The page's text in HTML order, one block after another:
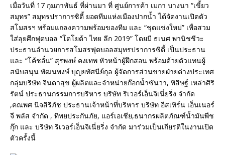
เมื่อวันที่ 17 กุมภาพันธ์ ที่ผ่านมา ที่ ศูนย์การค้า เมกา บางนา “เขี้ยว
สมุทร” สมุทรปราการซิตี้ ยอดทีมแห่งเมืองปากน้ำ ได้จัดงานเปิดตัว
สโมสรฯ พร้อมแถลงความพร้อมของทีม และ “ชุดแข่งใหม่” เพื่อสวม
ใส่ลุยศึกฟุตบอล “โตโยต้า ไทย ลีก 2019” โดยมี ธเนศ พานิชชีวะ
ประธานอำนวยการสโมสรฟุตบอลสมุทรปราการซิตี้ เป็นประธาน
และ “โค้ชอั๋น” สุรพงษ์ คงเทพ หัวหน้าผู้ฝึกสอน พร้อมด้วยตัวแทนผู้
สนับสนุน พัฒนพงษ์ บุญยทัศนีย์กุล ผู้จัดการส่วนขายฝ่ายต่างประเทศ
กลุ่มบริษัท จินดาสุข ผู้ผลิตและจำหน่ายก๊อกน้ำซันวา, พิสิษฐ์ เหล่าศิริ
รัตน์ ประธานกรรมการบริหาร บริษัท ริเวอร์เอ็นจิเนี่ยริ่ง จำกัด
,คณพศ นิจสิริภัช ประธานเจ้าหน้าที่บริหาร บริษัท อีสเทิร์น เอ็นเนอร์
จี พลัส จำกัด , ทิพยประกันภัย, แอร์เอเชีย,ธนากรผลิตภัณฑ์น้ำมันพืช
กุ๊ก และ บริษัท ริเวอร์เอ็นจิเนี่ยริ่ง จำกัด มาร่วมเป็นเกียรติในงานเปิด
ตัวครั้งนี้